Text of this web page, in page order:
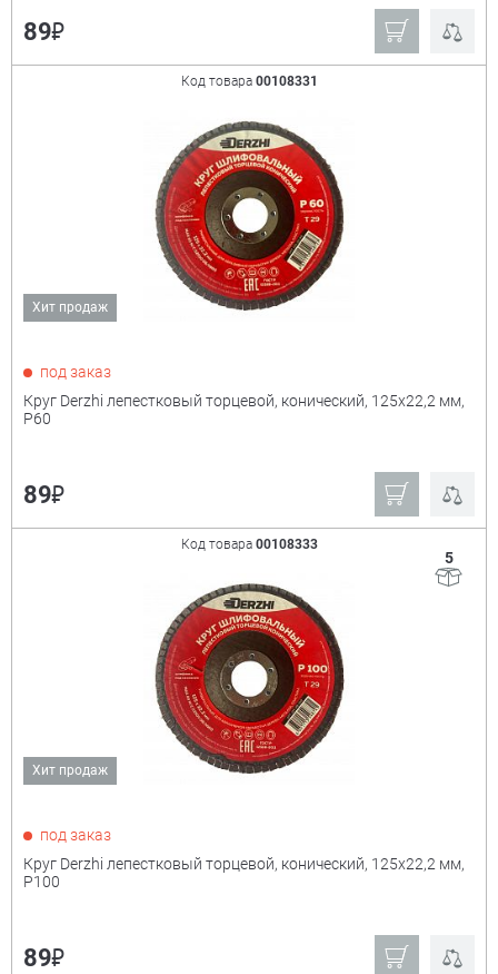
89₽
Код товара 00108331
Хит продаж
под заказ
Круг Derzhi лепестковый торцевой, конический, 125х22,2 мм,
Р60
89₽
Код товара 00108333
Хит продаж
5
под заказ
Круг Derzhi лепестковый торцевой, конический, 125х22,2 мм,
Р100
89₽